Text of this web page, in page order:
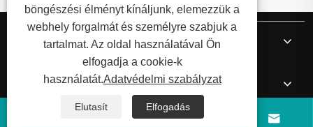
Rólunk
Termékek
 
böngészési élményt kínáljunk, elemezzük a
webhely forgalmát és személyre szabjuk a
tartalmat. Az oldal használatával Ön
elfogadja a cookie-k
használatát.Adatvédelmi szabályzat
Elutasít Elfogadás